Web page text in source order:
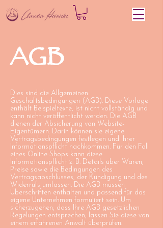
AGB
Dies sind die Allgemeinen
Geschäftsbedingungen (AGB). Diese Vorlage
enthält Beispieltexte, ist nicht vollständig und
kann nicht veröffentlicht werden. Die AGB
dienen der Absicherung von Website-
Eigentümern. Darin können sie eigene
Vertragsbedingungen festlegen und ihrer
Informationspflicht nachkommen. Für den Fall
eines Online-Shops kann diese
Informationspflicht z. B. Details über Waren,
Preise sowie die Bedingungen des
Vertragsabschlusses, der Kündigung und des
Widerrufs umfassen. Die AGB müssen
Überschriften enthalten und passend für das
eigene Unternehmen formuliert sein. Um
sicherzugehen, dass Ihre AGB gesetzlichen
Regelungen entsprechen, lassen Sie diese von
einem erfahrenen Anwalt überprüfen.